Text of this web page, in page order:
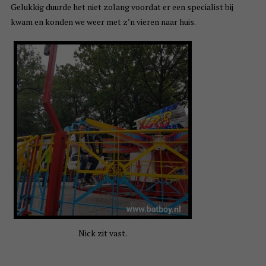
Gelukkig duurde het niet zolang voordat er een specialist bij
kwam en konden we weer met z’n vieren naar huis.
Nick zit vast.